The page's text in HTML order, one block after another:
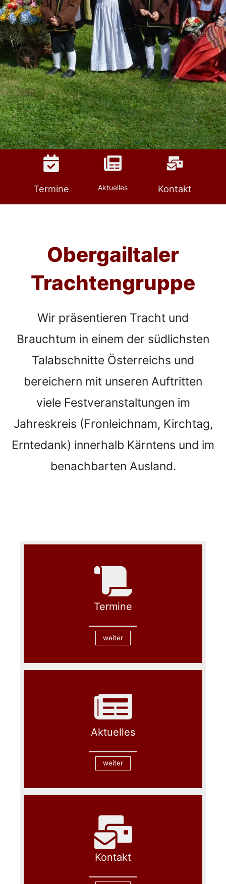
Termine Aktuelles Kontakt
Obergailtaler
Trachtengruppe
Wir präsentieren Tracht und
Brauchtum in einem der südlichsten
Talabschnitte Österreichs und
bereichern mit unseren Auftritten
viele Festveranstaltungen im
Jahreskreis (Fronleichnam, Kirchtag,
Erntedank) innerhalb Kärntens und im
benachbarten Ausland.
Termine
weiter
Aktuelles
weiter
Kontakt